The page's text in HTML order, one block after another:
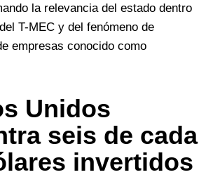
la relevancia del estado dentro
T-MEC y del fenómeno de
empresas conocido como
Unidos
seis de cada
invertidos